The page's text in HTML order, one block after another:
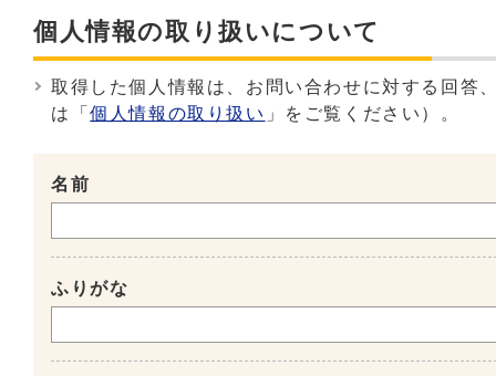
個人情報の取り扱いについて
取得した個人情報は、お問い合わせに対する回答
は「個人情報の取り扱い 」をご覧ください）。
名前
ふりがな